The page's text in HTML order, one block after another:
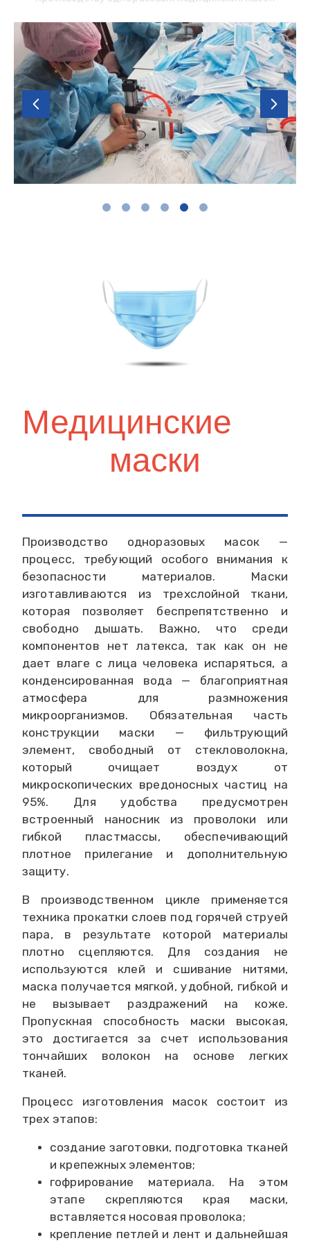
полипропиленовые с флексопечатью
Медицинские
маски
Производство одноразовых масок —
процесс, требующий особого внимания к
безопасности материалов. Маски
изготавливаются из трехслойной ткани,
которая позволяет беспрепятственно и
свободно дышать. Важно, что среди
компонентов нет латекса, так как он не
дает влаге с лица человека испаряться, а
конденсированная вода — благоприятная
атмосфера для размножения
микроорганизмов. Обязательная часть
конструкции маски — фильтрующий
элемент, свободный от стекловолокна,
который очищает воздух от
микроскопических вредоносных частиц на
95%. Для удобства предусмотрен
встроенный наносник из проволоки или
гибкой пластмассы, обеспечивающий
плотное прилегание и дополнительную
защиту.
В производственном цикле применяется
техника прокатки слоев под горячей струей
пара, в результате которой материалы
плотно сцепляются. Для создания не
используются клей и сшивание нитями,
маска получается мягкой, удобной, гибкой и
не вызывает раздражений на коже.
Пропускная способность маски высокая,
это достигается за счет использования
тончайших волокон на основе легких
тканей.
Процесс изготовления масок состоит из
трех этапов:
создание заготовки, подготовка тканей
и крепежных элементов;
гофрирование материала. На этом
этапе скрепляются края маски,
вставляется носовая проволока;
крепление петлей и лент и дальнейшая